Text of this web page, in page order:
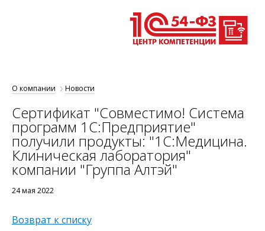
О компании Новости
Сертификат "Совместимо! Система
программ 1С:Предприятие"
получили продукты: "1С:Медицина.
Клиническая лаборатория"
компании "Группа Алтэй"
24 мая 2022
Возврат к списку